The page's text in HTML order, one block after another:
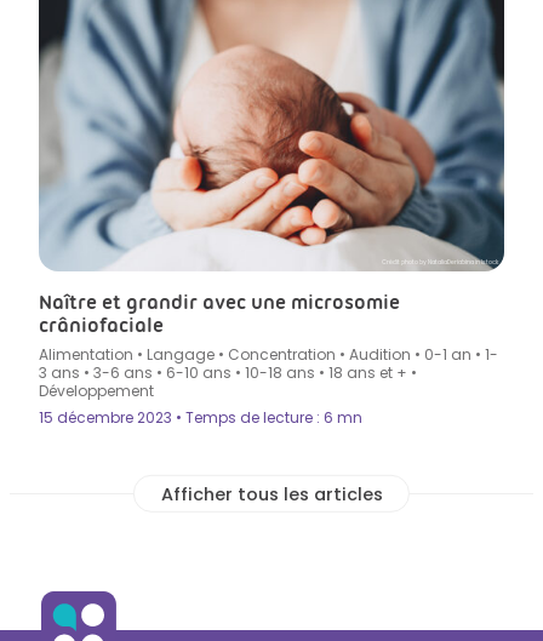
Crédit photo by NataliaDeriabina in Istock
Naître et grandir avec une microsomie
crâniofaciale
Alimentation • Langage • Concentration • Audition • 0-1 an • 1-
3 ans • 3-6 ans • 6-10 ans • 10-18 ans • 18 ans et + •
Développement
15 décembre 2023 • Temps de lecture : 6 mn